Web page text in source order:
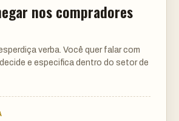
nos compradores
verba. Você quer falar com
e especifica dentro do setor de